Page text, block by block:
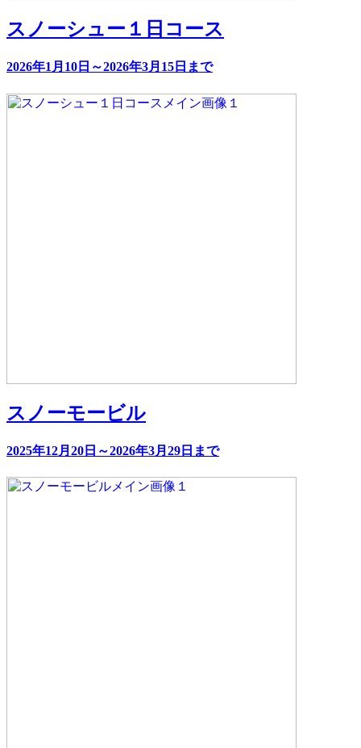
スノーシュー１日コース
2026年1月10日～2026年3月15日まで
スノーモービル
2025年12月20日～2026年3月29日まで